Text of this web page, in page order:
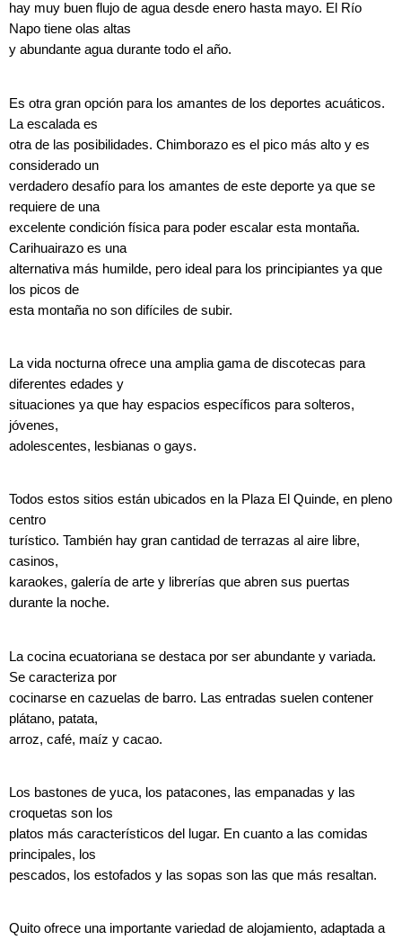
hay muy buen flujo de agua desde enero hasta mayo. El Río
Napo tiene olas altas
y abundante agua durante todo el año.
Es otra gran opción para los amantes de los deportes acuáticos.
La escalada es
otra de las posibilidades. Chimborazo es el pico más alto y es
considerado un
verdadero desafío para los amantes de este deporte ya que se
requiere de una
excelente condición física para poder escalar esta montaña.
Carihuairazo es una
alternativa más humilde, pero ideal para los principiantes ya que
los picos de
esta montaña no son difíciles de subir.
La vida nocturna ofrece una amplia gama de discotecas para
diferentes edades y
situaciones ya que hay espacios específicos para solteros,
jóvenes,
adolescentes, lesbianas o gays.
Todos estos sitios están ubicados en la Plaza El Quinde, en pleno
centro
turístico. También hay gran cantidad de terrazas al aire libre,
casinos,
karaokes, galería de arte y librerías que abren sus puertas
durante la noche.
La cocina ecuatoriana se destaca por ser abundante y variada.
Se caracteriza por
cocinarse en cazuelas de barro. Las entradas suelen contener
plátano, patata,
arroz, café, maíz y cacao.
Los bastones de yuca, los patacones, las empanadas y las
croquetas son los
platos más característicos del lugar. En cuanto a las comidas
principales, los
pescados, los estofados y las sopas son las que más resaltan.
Quito ofrece una importante variedad de alojamiento, adaptada a